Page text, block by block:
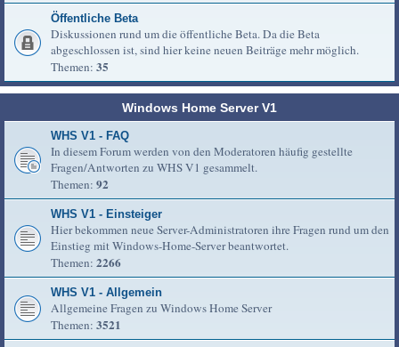
Öffentliche Beta
Diskussionen rund um die öffentliche Beta. Da die Beta
abgeschlossen ist, sind hier keine neuen Beiträge mehr möglich.
Themen: 35
Windows Home Server V1
WHS V1 - FAQ
In diesem Forum werden von den Moderatoren häufig gestellte
Fragen/Antworten zu WHS V1 gesammelt.
Themen: 92
WHS V1 - Einsteiger
Hier bekommen neue Server-Administratoren ihre Fragen rund um den
Einstieg mit Windows-Home-Server beantwortet.
Themen: 2266
WHS V1 - Allgemein
Allgemeine Fragen zu Windows Home Server
Themen: 3521